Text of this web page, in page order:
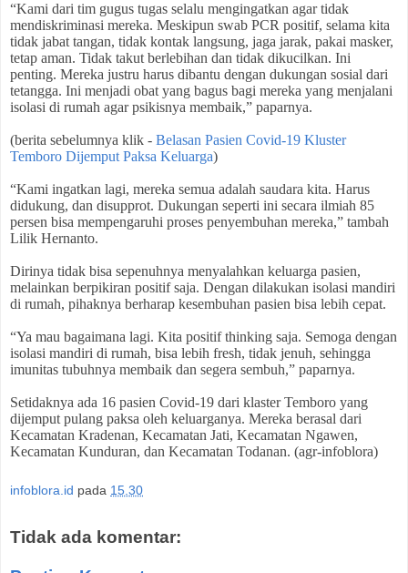
“Kami dari tim gugus tugas selalu mengingatkan agar tidak
mendiskriminasi mereka. Meskipun swab PCR positif, selama kita
tidak jabat tangan, tidak kontak langsung, jaga jarak, pakai masker,
tetap aman. Tidak takut berlebihan dan tidak dikucilkan. Ini
penting. Mereka justru harus dibantu dengan dukungan sosial dari
tetangga. Ini menjadi obat yang bagus bagi mereka yang menjalani
isolasi di rumah agar psikisnya membaik,” paparnya.
(berita sebelumnya klik - Belasan Pasien Covid-19 Kluster
Temboro Dijemput Paksa Keluarga)
“Kami ingatkan lagi, mereka semua adalah saudara kita. Harus
didukung, dan disupprot. Dukungan seperti ini secara ilmiah 85
persen bisa mempengaruhi proses penyembuhan mereka,” tambah
Lilik Hernanto.
Dirinya tidak bisa sepenuhnya menyalahkan keluarga pasien,
melainkan berpikiran positif saja. Dengan dilakukan isolasi mandiri
di rumah, pihaknya berharap kesembuhan pasien bisa lebih cepat.
“Ya mau bagaimana lagi. Kita positif thinking saja. Semoga dengan
isolasi mandiri di rumah, bisa lebih fresh, tidak jenuh, sehingga
imunitas tubuhnya membaik dan segera sembuh,” paparnya.
Setidaknya ada 16 pasien Covid-19 dari klaster Temboro yang
dijemput pulang paksa oleh keluarganya. Mereka berasal dari
Kecamatan Kradenan, Kecamatan Jati, Kecamatan Ngawen,
Kecamatan Kunduran, dan Kecamatan Todanan. (agr-infoblora)
infoblora.id pada 15.30
Tidak ada komentar: